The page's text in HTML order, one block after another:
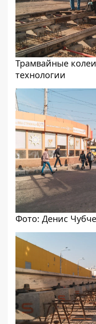
Трамвайные
технологии
Фото: Денис